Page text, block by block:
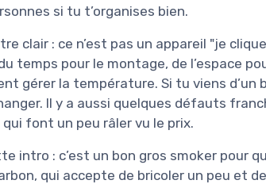
si tu t’organises bien.
clair : ce n’est pas un appareil "je
temps pour le montage, de l’espace
gérer la température. Si tu viens d’un
Il y a aussi quelques défauts
font un peu râler vu le prix.
intro : c’est un bon gros smoker pour
qui accepte de bricoler un peu et